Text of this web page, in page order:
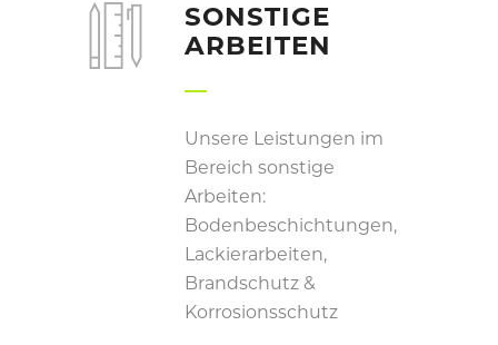
SONSTIGE
ARBEITEN
Unsere Leistungen im
Bereich sonstige
Arbeiten:
Bodenbeschichtungen,
Lackierarbeiten,
Brandschutz &
Korrosionsschutz